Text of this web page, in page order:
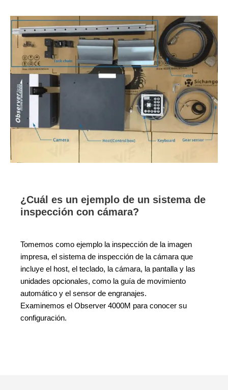
¿Cuál es un ejemplo de un sistema de
inspección con cámara?
Tomemos como ejemplo la inspección de la imagen
impresa, el sistema de inspección de la cámara que
incluye el host, el teclado, la cámara, la pantalla y las
unidades opcionales, como la guía de movimiento
automático y el sensor de engranajes.
Examinemos el Observer 4000M para conocer su
configuración.